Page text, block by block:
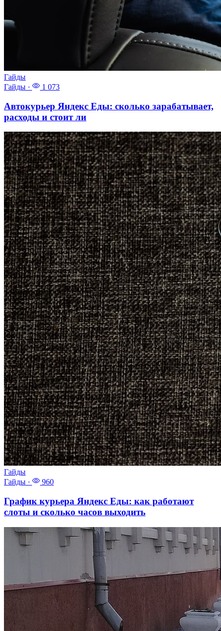
Гайды
Гайды · 1 073
Автокурьер Яндекс Еды: сколько зарабатывает,
расходы и стоит ли
Гайды
Гайды · 960
График курьера Яндекс Еды: как работают
слоты и сколько часов выходить